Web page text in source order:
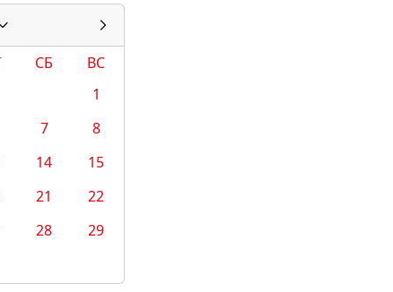
СБ
ВС
1
7
8
14
15
21
22
28
29